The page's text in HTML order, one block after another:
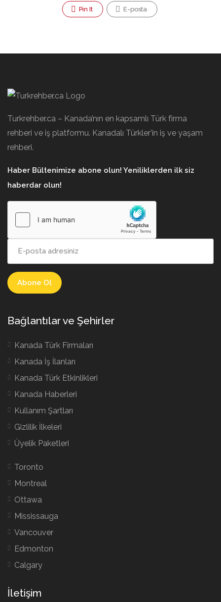
Pin It E-posta
Turkrehber.ca – Kanada’nın en kapsamlı Türk firma
rehberi ve iş platformu. Kanadalı Türkler’in iş ve yaşam
rehberi.
Haber Bültenimize abone olun! Yeniliklerden ilk siz
haberdar olun!
Bağlantılar ve Şehirler
Kanada Türk Firmaları
Kanada İş İlanları
Kanada Türk Etkinlikleri
Kanada Haberleri
Kullanım Şartları
Gizlilik İlkeleri
Üyelik Paketleri
Toronto
Montreal
Ottawa
Mississauga
Vancouver
Edmonton
Calgary
İletişim